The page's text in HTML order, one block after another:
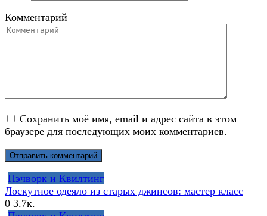
Комментарий
Сохранить моё имя, email и адрес сайта в этом
браузере для последующих моих комментариев.
Пэчворк и Квилтинг
Лоскутное одеяло из старых джинсов: мастер класс
0 3.7к.